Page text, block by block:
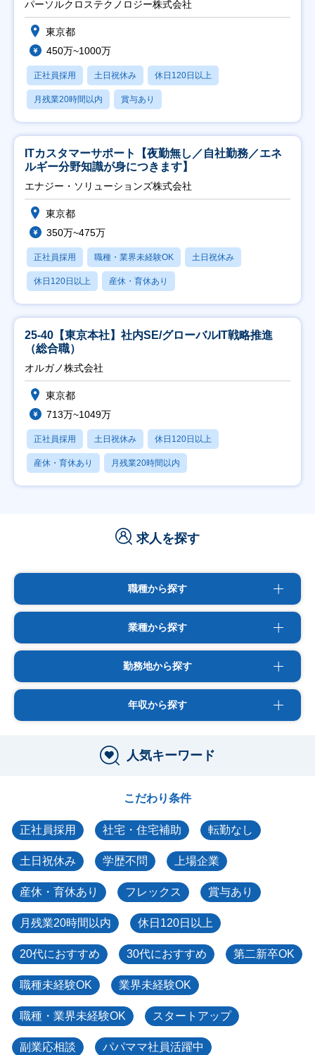
パーソルクロステクノロジー株式会社
東京都
450万~1000万
正社員採用 土日祝休み 休日120日以上
月残業20時間以内 賞与あり
ITカスタマーサポート【夜勤無し／自社勤務／エネ
ルギー分野知識が身につきます】
エナジー・ソリューションズ株式会社
東京都
350万~475万
正社員採用 職種・業界未経験OK 土日祝休み
休日120日以上 産休・育休あり
25-40【東京本社】社内SE/グローバルIT戦略推進
（総合職）
オルガノ株式会社
東京都
713万~1049万
正社員採用 土日祝休み 休日120日以上
産休・育休あり 月残業20時間以内
求人を探す
職種から探す
業種から探す
勤務地から探す
年収から探す
人気キーワード
こだわり条件
正社員採用 社宅・住宅補助 転勤なし
土日祝休み 学歴不問 上場企業
産休・育休あり フレックス 賞与あり
月残業20時間以内 休日120日以上
20代におすすめ 30代におすすめ 第二新卒OK
職種未経験OK 業界未経験OK
職種・業界未経験OK スタートアップ
副業応相談 パパママ社員活躍中